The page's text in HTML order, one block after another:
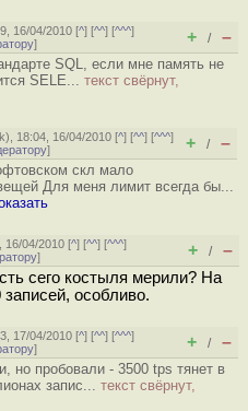
16/04/2010 [^] [^^] [^^^]
] + / –
SQL, если мне память не
SELE... текст свёрнут,
), 18:04, 16/04/2010 [^] [^^] [^^^]
] + / –
скл мало
Для меня лимит всегда бы...
16/04/2010 [^] [^^] [^^^]
] + / –
сего костыля мерили? На
особливо.
17/04/2010 [^] [^^] [^^^]
] + / –
но пробовали - 3500 tps тянет в
запис... текст свёрнут,